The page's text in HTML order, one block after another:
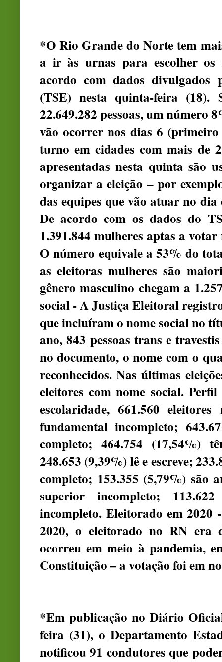
*O Rio Grande do Norte tem
a ir às urnas para escolher os
acordo com dados
(TSE) nesta quinta-feira (18).
22.649.282 pessoas, um número
vão ocorrer nos dias 6
turno em cidades com mais de
apresentadas nesta quinta são
organizar a eleição – por
das equipes que vão atuar no
De acordo com os dados do
1.391.844 mulheres aptas a
O número equivale a 53% do
as eleitoras mulheres são
gênero masculino chegam a
social - A Justiça Eleitoral
que incluíram o nome social no
ano, 843 pessoas trans e
no documento, o nome com o
reconhecidos. Nas últimas
eleitores com nome social.
escolaridade, 661.560
fundamental incompleto;
completo; 464.754 (17,54%)
248.653 (9,39%) lê e escreve;
completo; 153.355 (5,79%) são
superior incompleto;
incompleto. Eleitorado em
2020, o eleitorado no RN era
ocorreu em meio à pandemia,
Constituição – a votação foi em
*Em publicação no Diário
feira (31), o Departamento
notificou 91 condutores que